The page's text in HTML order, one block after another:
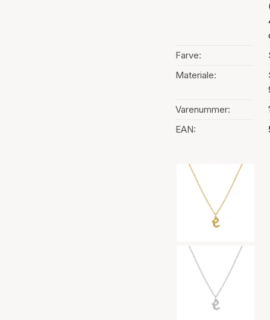
Farve:
Materiale:
Varenummer:
EAN:
Valg af farve